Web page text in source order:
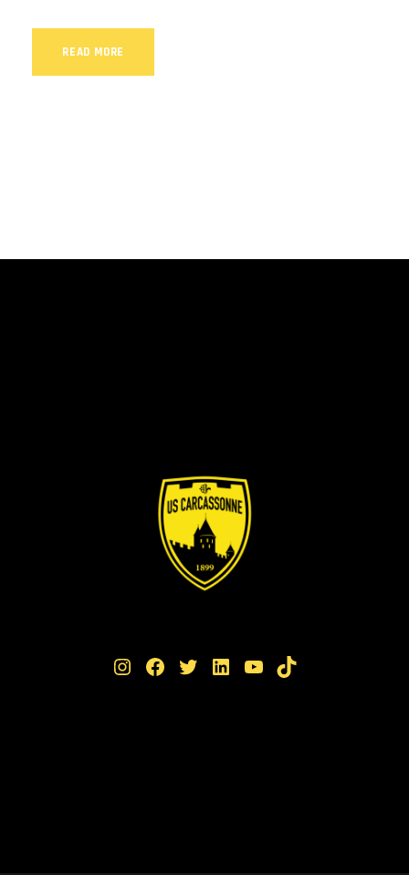
READ MORE
Instagram Facebook Twitter LinkedIn YouTube TikTok